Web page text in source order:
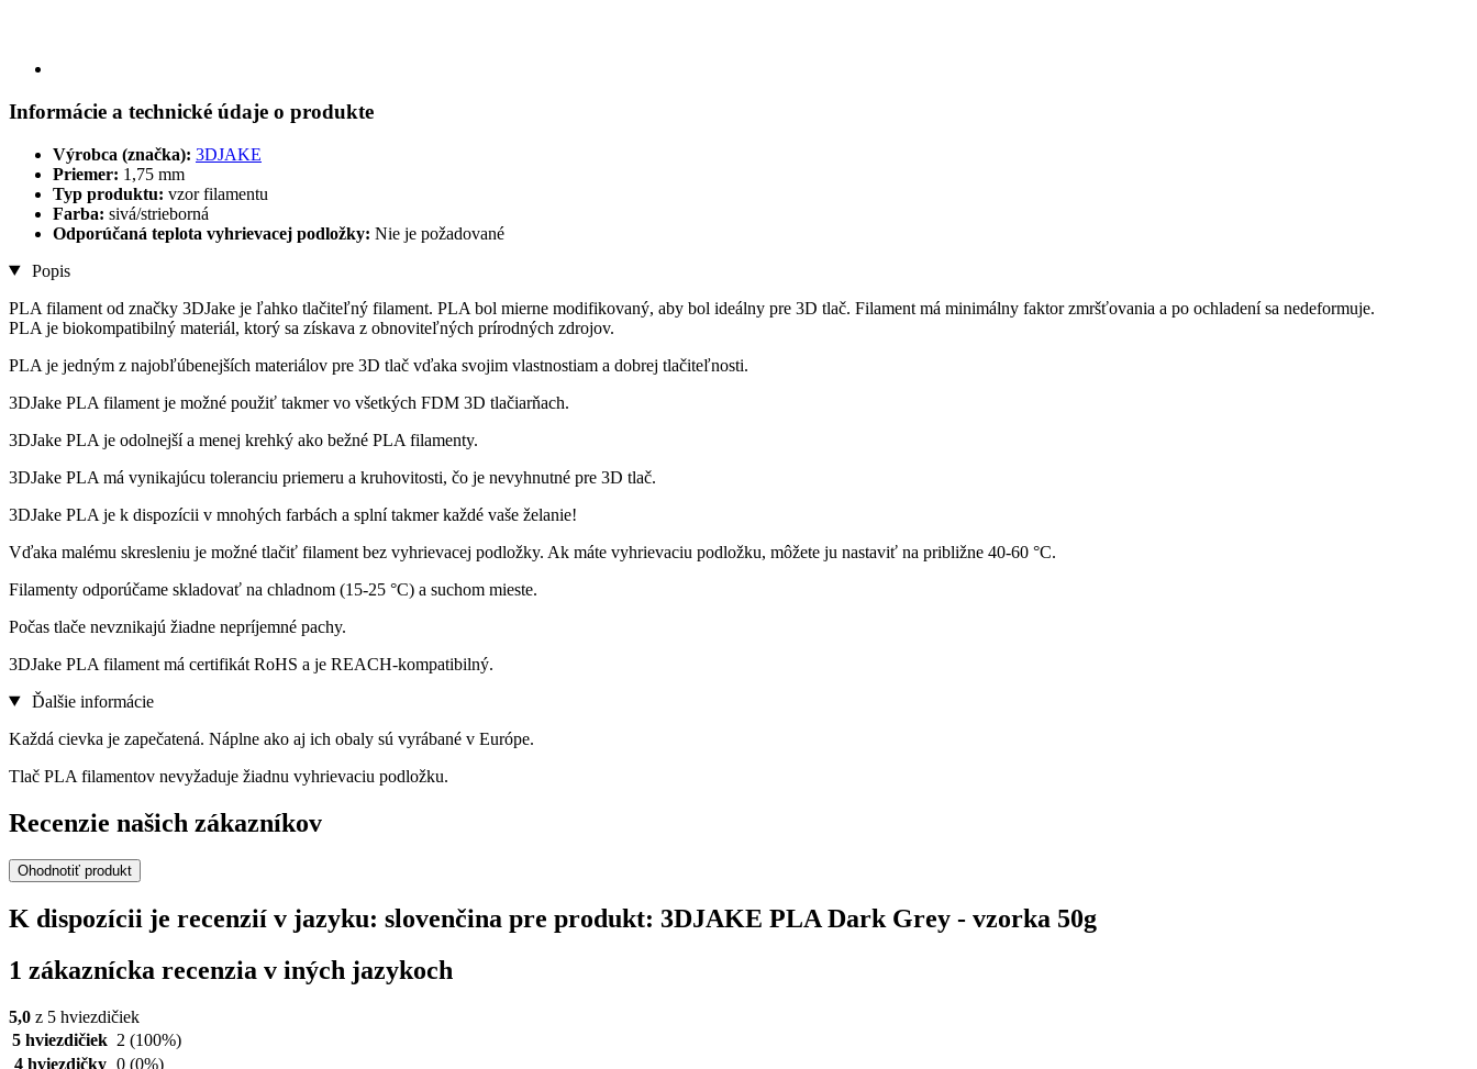
Informácie a technické údaje o produkte
Výrobca (značka): 3DJAKE
Priemer: 1,75 mm
Typ produktu: vzor filamentu
Farba: sivá/strieborná
Odporúčaná teplota vyhrievacej podložky: Nie je požadované
Popis
PLA filament od značky 3DJake je ľahko tlačiteľný filament. PLA bol mierne modifikovaný, aby bol ideálny pre 3D tlač. Filament má minimálny faktor zmršťovania a po ochladení sa nedeformuje.
PLA je biokompatibilný materiál, ktorý sa získava z obnoviteľných prírodných zdrojov.
PLA je jedným z najobľúbenejších materiálov pre 3D tlač vďaka svojim vlastnostiam a dobrej tlačiteľnosti.
3DJake PLA filament je možné použiť takmer vo všetkých FDM 3D tlačiarňach.
3DJake PLA je odolnejší a menej krehký ako bežné PLA filamenty.
3DJake PLA má vynikajúcu toleranciu priemeru a kruhovitosti, čo je nevyhnutné pre 3D tlač.
3DJake PLA je k dispozícii v mnohých farbách a splní takmer každé vaše želanie!
Vďaka malému skresleniu je možné tlačiť filament bez vyhrievacej podložky. Ak máte vyhrievaciu podložku, môžete ju nastaviť na približne 40-60 °C.
Filamenty odporúčame skladovať na chladnom (15-25 °C) a suchom mieste.
Počas tlače nevznikajú žiadne nepríjemné pachy.
3DJake PLA filament má certifikát RoHS a je REACH-kompatibilný.
Ďalšie informácie
Každá cievka je zapečatená. Náplne ako aj ich obaly sú vyrábané v Európe.
Tlač PLA filamentov nevyžaduje žiadnu vyhrievaciu podložku.
Recenzie našich zákazníkov
Ohodnotiť produkt
K dispozícii je recenzií v jazyku: slovenčina pre produkt: 3DJAKE PLA Dark Grey - vzorka 50g
1 zákaznícka recenzia v iných jazykoch
5,0 z 5 hviezdičiek
5 hviezdičiek 2 (100%)
4 hviezdičky 0 (0%)